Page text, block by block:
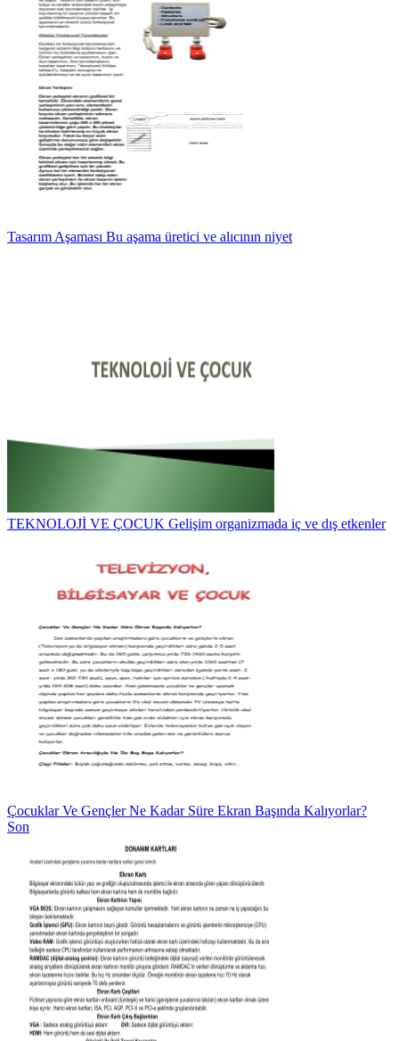
Tasarım Aşaması Bu aşama üretici ve alıcının niyet
TEKNOLOJİ VE ÇOCUK Gelişim organizmada iç ve dış etkenler
Çocuklar Ve Gençler Ne Kadar Süre Ekran Başında Kalıyorlar?
Son